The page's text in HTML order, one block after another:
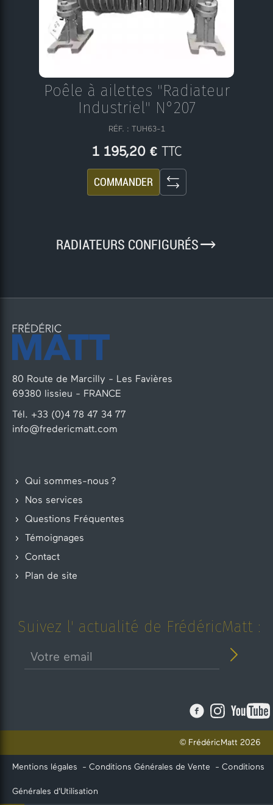
Poêle à ailettes "Radiateur
Industriel" N°207
RÉF. : TUH63-1
1 195,20 € TTC
COMMANDER
RADIATEURS CONFIGURÉS9
80 Route de Marcilly - Les Favières
69380 lissieu - FRANCE
Tél. +33 (0)4 78 47 34 77
info@fredericmatt.com
Qui sommes-nous ?
Nos services
Questions Fréquentes
Témoignages
Contact
Plan de site
Suivez l' actualité de FrédéricMatt :
© FrédéricMatt 2026
Mentions légales - Conditions Générales de Vente - Conditions
Générales d'Utilisation